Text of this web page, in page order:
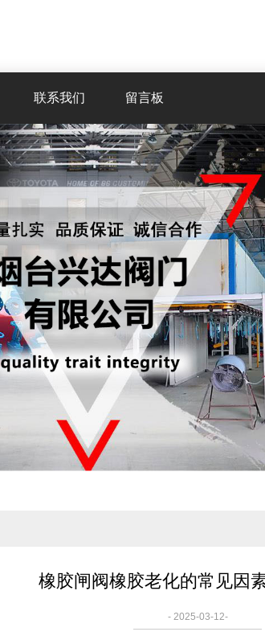
联系我们 留言板
橡胶闸阀橡胶老化的常见因
- 2025-03-12-